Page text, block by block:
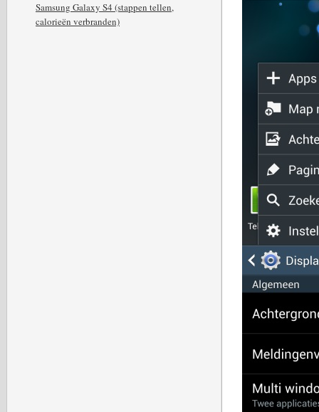
Samsung Galaxy S4 (stappen tellen,
calorieën verbranden)